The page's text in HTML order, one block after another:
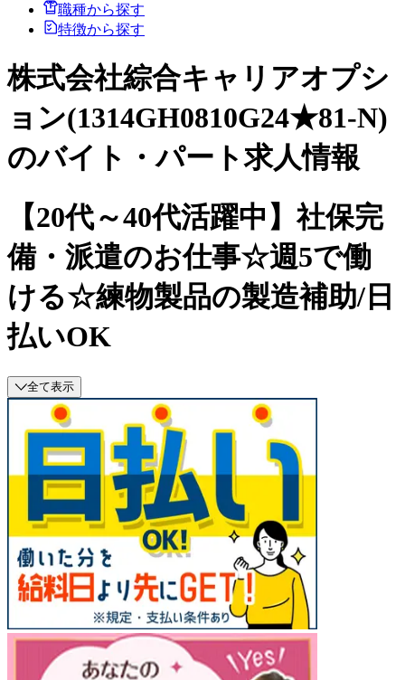
職種から探す
特徴から探す
株式会社綜合キャリアオプシ
ョン(1314GH0810G24★81-N)
のバイト・パート求人情報
【20代～40代活躍中】社保完
備・派遣のお仕事☆週5で働
ける☆練物製品の製造補助/日
払いOK
全て表示